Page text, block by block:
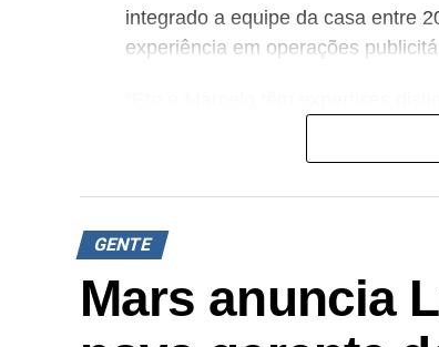
integrado a equipe da casa entre
experiência em operações
juntos e conhecerem
diversas disciplinas e plataformas
COO
A movimentação busca fortalecer
especialidade da agência. Além
GENTE
Mars anuncia